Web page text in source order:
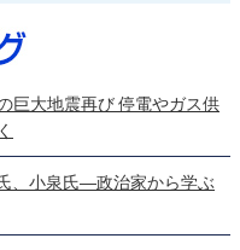
巨大地震再び 停電やガス供
、小泉氏―政治家から学ぶ